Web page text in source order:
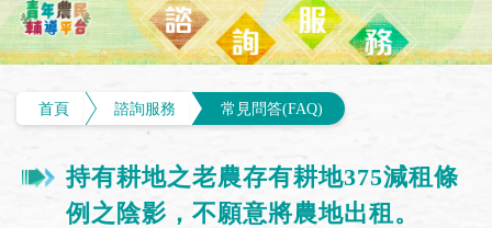
首頁 諮詢服務 常見問答(FAQ)
持有耕地之老農存有耕地375減租條
例之陰影，不願意將農地出租。